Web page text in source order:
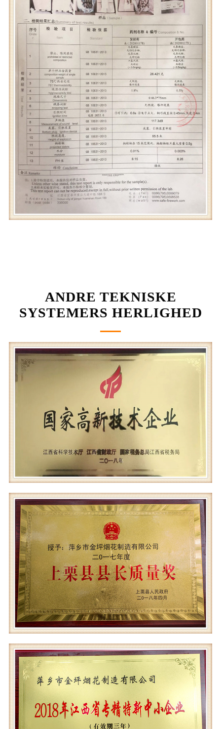
ANDRE TEKNISKE
SYSTEMERS HERLIGHED